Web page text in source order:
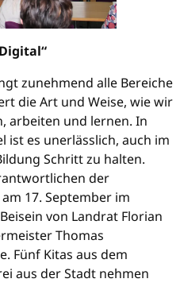
zunehmend alle Bereiche
die Art und Weise, wie wir
arbeiten und lernen. In
ist es unerlässlich, auch im
Schritt zu halten.
der
17. September im
von Landrat Florian
Thomas
Fünf Kitas aus dem
aus der Stadt nehmen